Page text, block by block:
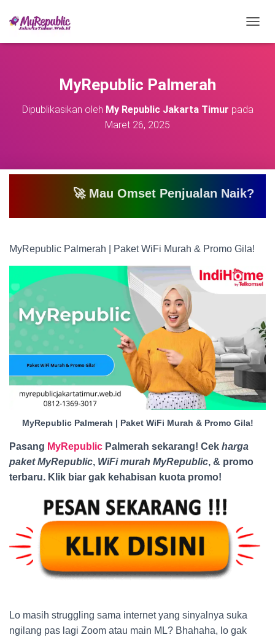
O
A
S
MyRepublic Palmerah
Dipublikasikan oleh My Republic Jakarta Timur pada
Maret 26, 2025
🚀 Mau Omset Penjualan Naik? Atau
MyRepublic Palmerah | Paket WiFi Murah & Promo Gila!
MyRepublic Palmerah | Paket WiFi Murah & Promo Gila!
Pasang MyRepublic Palmerah sekarang! Cek harga
paket MyRepublic, WiFi murah MyRepublic, & promo
terbaru. Klik biar gak kehabisan kuota promo!
Lo masih struggling sama internet yang sinyalnya suka
ngilang pas lagi Zoom atau main ML? Bhahaha, lo gak